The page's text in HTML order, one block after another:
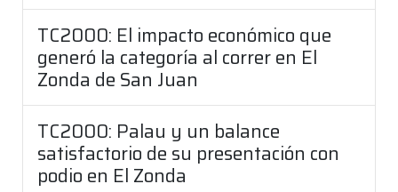
TC2000: El impacto económico que
generó la categoría al correr en El
Zonda de San Juan
TC2000: Palau y un balance
satisfactorio de su presentación con
podio en El Zonda